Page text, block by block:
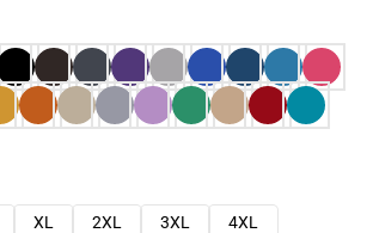
XL 2XL 3XL
4XL